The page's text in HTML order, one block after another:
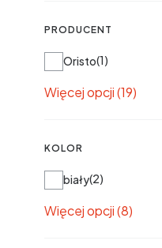
PRODUCENT
Producent
Oristo 1
Więcej opcji (19)
KOLOR
Kolorbiały 2
Więcej opcji (8)